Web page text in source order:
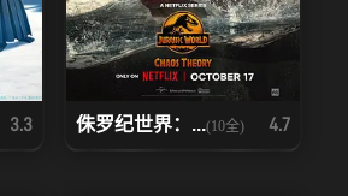
3.3 侏罗纪世界：...(10全) 4.7